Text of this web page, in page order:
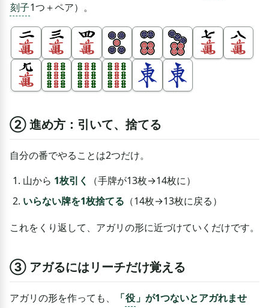
刻子1つ＋ペア）。
② 進め方：引いて、捨てる
自分の番でやることは2つだけ。
山から 1枚引く
（手牌が13枚→14枚に）
いらない牌を1枚捨てる （14枚→13枚に戻る）
これをくり返して、アガリの形に近づけていくだけです。
③ アガるにはリーチだけ覚える
アガリの形を作っても、 「役 」が1つないとアガれませ